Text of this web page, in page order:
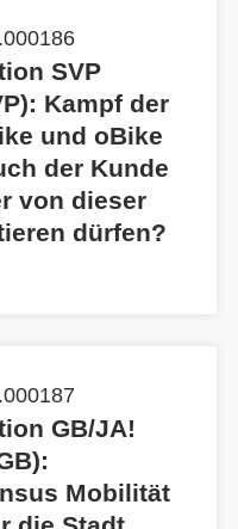
SVP
Kampf der
und oBike
der Kunde
von dieser
dürfen?
GB/JA!
Mobilität